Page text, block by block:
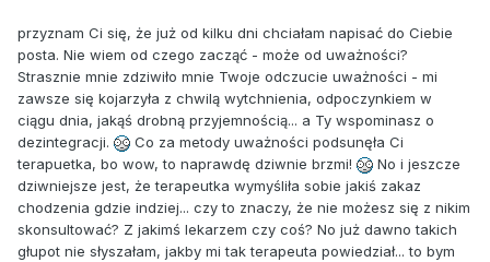
przyznam Ci się, że już od kilku dni chciałam napisać do Ciebie
posta. Nie wiem od czego zacząć - może od uważności?
Strasznie mnie zdziwiło mnie Twoje odczucie uważności - mi
zawsze się kojarzyła z chwilą wytchnienia, odpoczynkiem w
ciągu dnia, jakąś drobną przyjemnością... a Ty wspominasz o
dezintegracji.
Co za metody uważności podsunęła Ci
terapuetka, bo wow, to naprawdę dziwnie brzmi!
No i jeszcze
dziwniejsze jest, że terapeutka wymyśliła sobie jakiś zakaz
chodzenia gdzie indziej... czy to znaczy, że nie możesz się z nikim
skonsultować? Z jakimś lekarzem czy coś? No już dawno takich
głupot nie słyszałam, jakby mi tak terapeuta powiedział... to bym